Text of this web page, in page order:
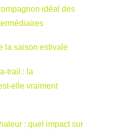
idéal des
la saison estivale
trail : la
elle vraiment
: quel impact sur